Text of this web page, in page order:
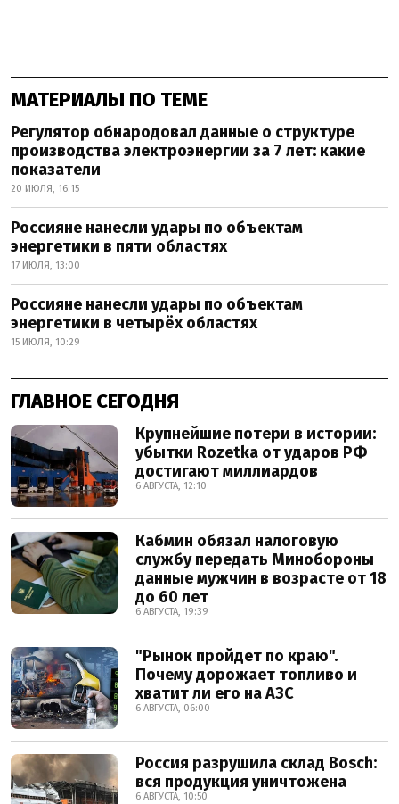
МАТЕРИАЛЫ ПО ТЕМЕ
Регулятор обнародовал данные о структуре
производства электроэнергии за 7 лет: какие
показатели
20 ИЮЛЯ, 16:15
Россияне нанесли удары по объектам
энергетики в пяти областях
17 ИЮЛЯ, 13:00
Россияне нанесли удары по объектам
энергетики в четырёх областях
15 ИЮЛЯ, 10:29
ГЛАВНОЕ СЕГОДНЯ
Крупнейшие потери в истории:
убытки Rozetka от ударов РФ
достигают миллиардов
6 АВГУСТА, 12:10
Кабмин обязал налоговую
службу передать Минобороны
данные мужчин в возрасте от 18
до 60 лет
6 АВГУСТА, 19:39
"Рынок пройдет по краю".
Почему дорожает топливо и
хватит ли его на АЗС
6 АВГУСТА, 06:00
Россия разрушила склад Bosch:
вся продукция уничтожена
6 АВГУСТА, 10:50